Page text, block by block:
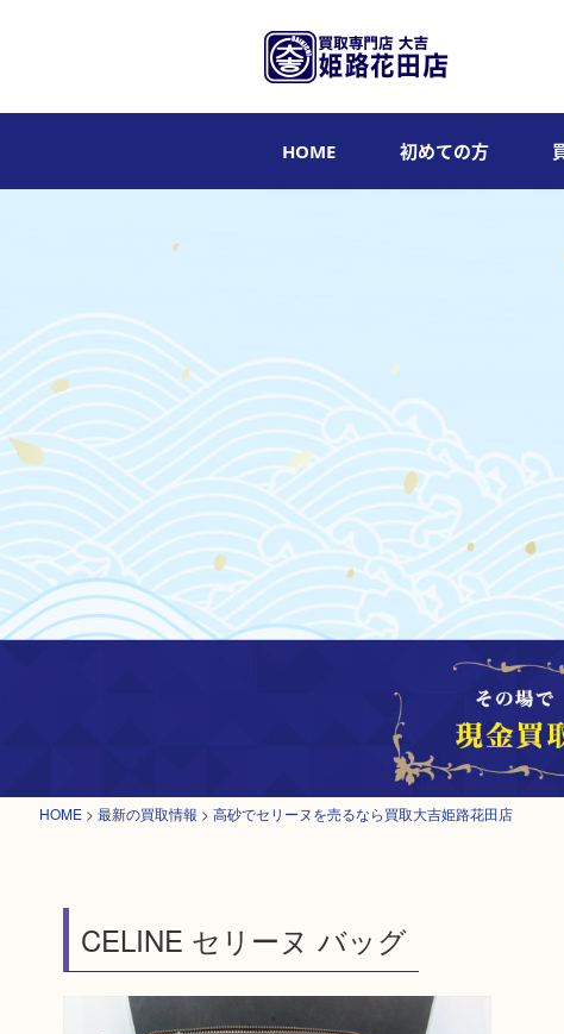
HOME 初めての方
HOME > 最新の買取情報 > 高砂でセリーヌを売るなら買取大吉姫路花田店
CELINE セリーヌ バッグ